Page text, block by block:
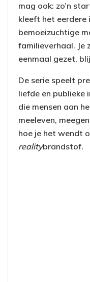
mag ook: zo’n
kleeft het eerdere
bemoeizuchtige
familieverhaal. Je
eenmaal gezet,
De serie speelt
liefde en publieke
die mensen aan
meeleven,
hoe je het wendt
realitybrandstof.